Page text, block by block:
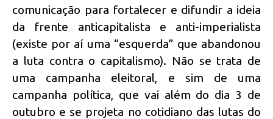
comunicação para fortalecer e difundir a ideia
da frente anticapitalista e anti-imperialista
(existe por aí uma “esquerda” que abandonou
a luta contra o capitalismo). Não se trata de
uma campanha eleitoral, e sim de uma
campanha política, que vai além do dia 3 de
outubro e se projeta no cotidiano das lutas do